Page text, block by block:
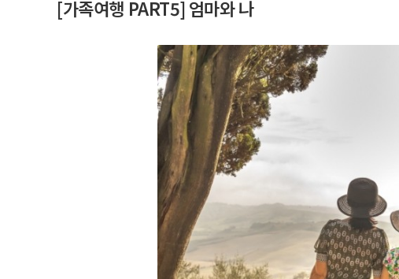
[가족여행 PART5] 엄마와 나